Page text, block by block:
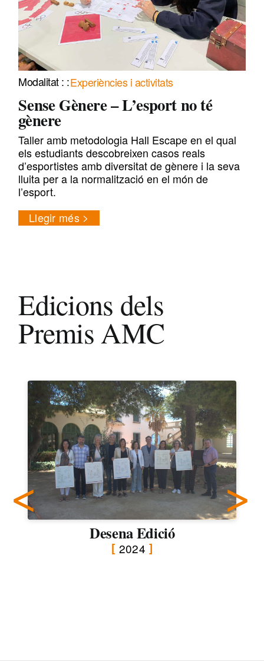
Experiències i activitats
Sense Gènere – L’esport no té
gènere
Taller amb metodologia Hall Escape en el qual
els estudiants descobreixen casos reals
d’esportistes amb diversitat de gènere i la seva
lluita per a la normalització en el món de
l’esport.
Llegir més
Edicions dels
Premis AMC
Desena Edició
2024